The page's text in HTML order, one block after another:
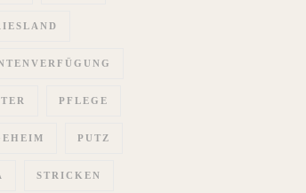
PFLEGE
PUTZ
STRICKEN